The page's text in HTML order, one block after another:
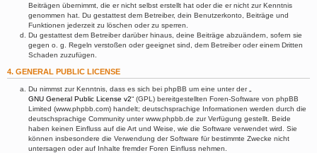
Beiträgen übernimmt, die er nicht selbst erstellt hat oder die er nicht zur Kenntnis
genommen hat. Du gestattest dem Betreiber, dein Benutzerkonto, Beiträge und
Funktionen jederzeit zu löschen oder zu sperren.
Du gestattest dem Betreiber darüber hinaus, deine Beiträge abzuändern, sofern sie
gegen o. g. Regeln verstoßen oder geeignet sind, dem Betreiber oder einem Dritten
Schaden zuzufügen.
4. GENERAL PUBLIC LICENSE
Du nimmst zur Kenntnis, dass es sich bei phpBB um eine unter der „
GNU General Public License v2“ (GPL) bereitgestellten Foren-Software von phpBB
Limited (www.phpbb.com) handelt; deutschsprachige Informationen werden durch die
deutschsprachige Community unter www.phpbb.de zur Verfügung gestellt. Beide
haben keinen Einfluss auf die Art und Weise, wie die Software verwendet wird. Sie
können insbesondere die Verwendung der Software für bestimmte Zwecke nicht
untersagen oder auf Inhalte fremder Foren Einfluss nehmen.